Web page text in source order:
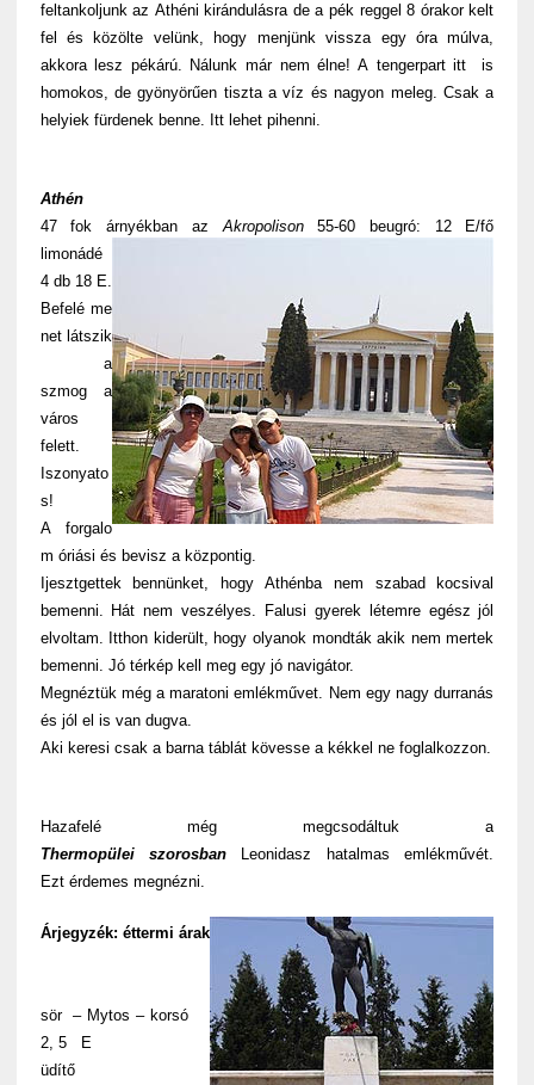
feltankoljunk az Athéni kirándulásra de a pék reggel 8 órakor kelt
fel és közölte velünk, hogy menjünk vissza egy óra múlva,
akkora lesz pékárú. Nálunk már nem élne! A tengerpart itt is
homokos, de gyönyörűen tiszta a víz és nagyon meleg. Csak a
helyiek fürdenek benne. Itt lehet pihenni.
Athén
47 fok árnyékban azAkropolison55-60 beugró: 12 E/fő
limonádé
4 db 18 E.
Befelé me
net látszik
a
szmog a
város
felett.
Iszonyato
s!
A forgalo
m óriási és bevisz a központig.
Ijesztgettek bennünket, hogy Athénba nem szabad kocsival
bemenni. Hát nem veszélyes. Falusi gyerek létemre egész jól
elvoltam. Itthon kiderült, hogy olyanok mondták akik nem mertek
bemenni. Jó térkép kell meg egy jó navigátor.
Megnéztük még a maratoni emlékművet. Nem egy nagy durranás
és jól el is van dugva.
Aki keresi csak a barna táblát kövesse a kékkel ne foglalkozzon.
Hazafelé még megcsodáltuk a
Thermopülei szorosban Leonidasz hatalmas emlékművét.
Ezt érdemes megnézni.
Árjegyzék: éttermi árak
sör – Mytos – korsó
2, 5 E
üdítő